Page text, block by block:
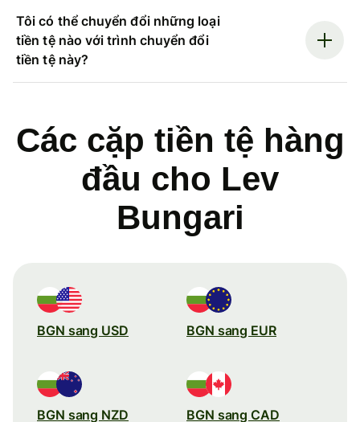
Tôi có thể chuyển đổi những loại
tiền tệ nào với trình chuyển đổi
tiền tệ này?
Các cặp tiền tệ hàng
đầu cho Lev
Bungari
BGN sang USD BGN sang EUR
BGN sang NZD BGN sang CAD